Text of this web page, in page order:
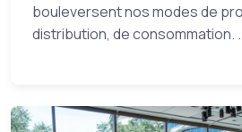
bouleversent nos modes de
distribution, de consommation.